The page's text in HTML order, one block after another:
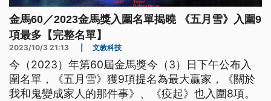
金馬60／2023金馬獎入圍名單揭曉 《五月雪》入圍9
項最多【完整名單】
2023/10/3 21:13 文教科技
今（2023）年第60屆金馬獎今（3）日下午公布入
圍名單，《五月雪》獲9項提名為最大贏家，《關於
我和鬼變成家人的那件事》、《疫起》也入圍8項。